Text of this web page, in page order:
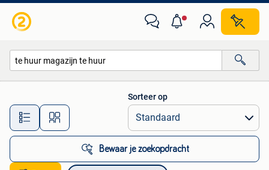
Alle afstanden…
Sorteer op
Bewaar je zoekopdracht